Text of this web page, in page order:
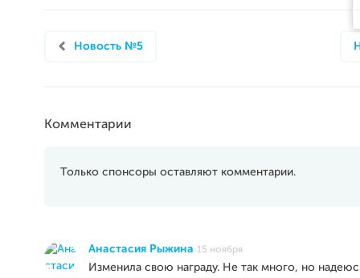
Новость №5
Комментарии
Только спонсоры оставляют комментарии.
Анастасия Рыжина 15 ноября
Изменила свою награду. Не так много, но